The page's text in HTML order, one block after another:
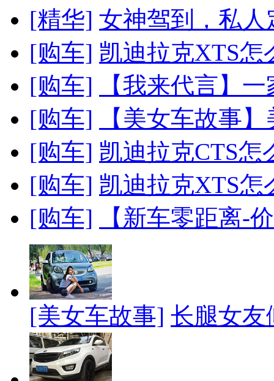
[精华] 女神驾到，私人
[购车] 凯迪拉克XTS怎
[购车]
【我来代言】
[购车]
【美女车故事
[购车] 凯迪拉克CTS怎
[购车] 凯迪拉克XTS怎
[购车]
【新车零距离-
[美女车故事] 长腿女友